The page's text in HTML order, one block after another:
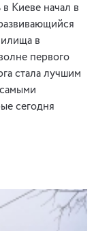
Киеве начал в
в
первого
стала лучшим
сегодня